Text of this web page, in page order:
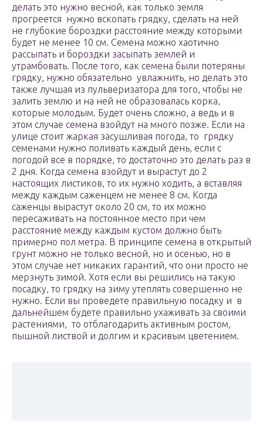
делать это нужно весной, как только земля
прогреется нужно вскопать грядку, сделать на ней
не глубокие бороздки расстояние между которыми
будет не менее 10 см. Семена можно хаотично
рассыпать и бороздки засыпать землей и
утрамбовать. После того, как семена были потеряны
грядку, нужно обязательно увлажнить, но делать это
также лучшая из пульверизатора для того, чтобы не
залить землю и на ней не образовалась корка,
которые молодым. Будет очень сложно, а ведь и в
этом случае семена взойдут на много позже. Если на
улице стоит жаркая засушливая погода, то грядку
семенами нужно поливать каждый день, если с
погодой все в порядке, то достаточно это делать раз в
2 дня. Когда семена взойдут и вырастут до 2
настоящих листиков, то их нужно ходить, а вставляя
между каждым саженцем не менее 8 см. Когда
саженцы вырастут около 20 см, то их можно
пересаживать на постоянное место при чем
расстояние между каждым кустом должно быть
примерно пол метра. В принципе семена в открытый
грунт можно не только весной, но и осенью, но в
этом случае нет никаких гарантий, что они просто не
мерзнуть зимой. Хотя если вы решились на такую
посадку, то грядку на зиму утеплять совершенно не
нужно. Если вы проведете правильную посадку и в
дальнейшем будете правильно ухаживать за своими
растениями, то отблагодарить активным ростом,
пышной листвой и долгим и красивым цветением.